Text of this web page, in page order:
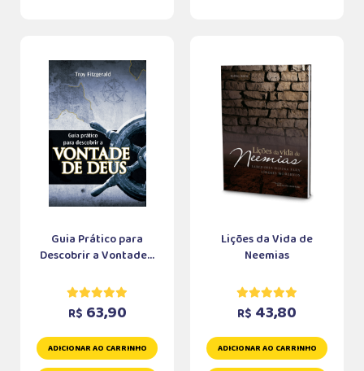
Guia Prático para
Descobrir a Vontade...
R$ 63,90
ADICIONAR AO CARRINHO
Lições da Vida de
Neemias
R$ 43,80
ADICIONAR AO CARRINHO